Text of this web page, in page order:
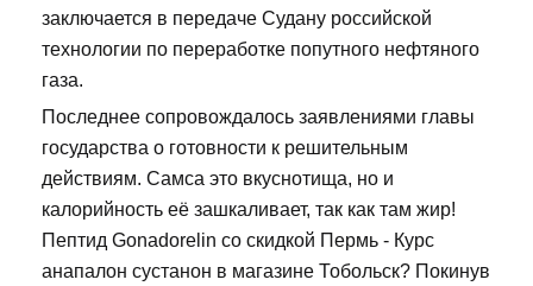
заключается в передаче Судану российской
технологии по переработке попутного нефтяного
газа.
Последнее сопровождалось заявлениями главы
государства о готовности к решительным
действиям. Самса это вкуснотища, но и
калорийность её зашкаливает, так как там жир!
Пептид Gonadorelin со скидкой Пермь - Курс
анапалон сустанон в магазине Тобольск? Покинув